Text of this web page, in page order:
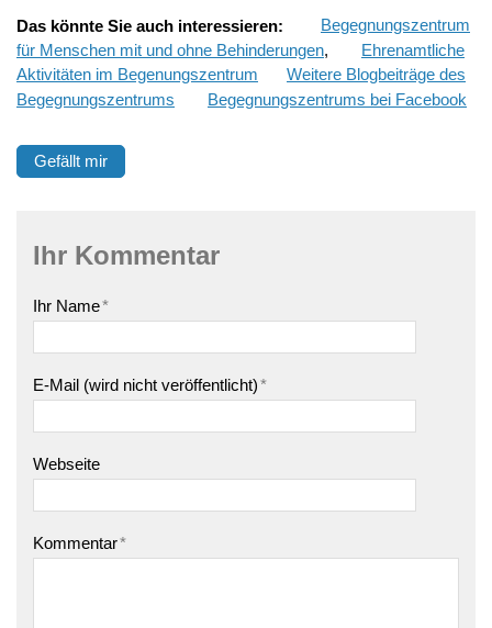
Das könnte Sie auch interessieren:
Begegnungszentrum
für Menschen mit und ohne Behinderungen,
Ehrenamtliche
Aktivitäten im Begenungszentrum
Weitere Blogbeiträge des
Begegnungszentrums
Begegnungszentrums bei Facebook
Gefällt mir
Ihr Kommentar
Ihr Name*
E-Mail (wird nicht veröffentlicht)*
Webseite
Kommentar*